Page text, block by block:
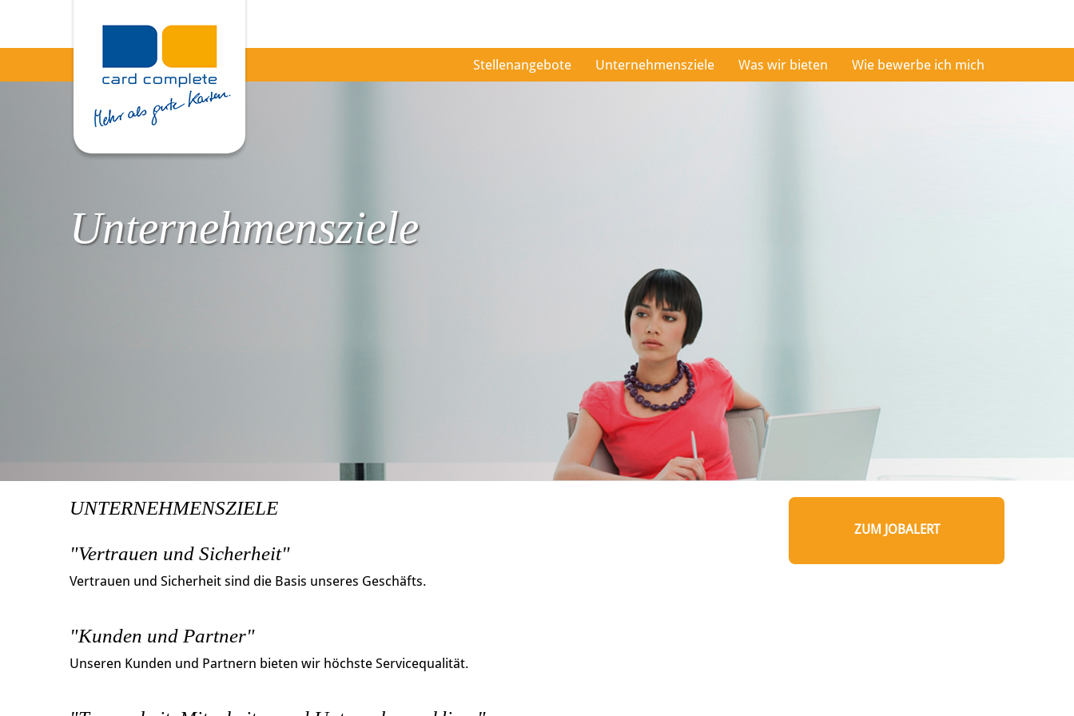
Stellenangebote Unternehmensziele Was wir bieten Wie bewerbe ich mich
Unternehmensziele
ZUM JOBALERT
UNTERNEHMENSZIELE
"Vertrauen und Sicherheit"
Vertrauen und Sicherheit sind die Basis unseres Geschäfts.
"Kunden und Partner"
Unseren Kunden und Partnern bieten wir höchste Servicequalität.